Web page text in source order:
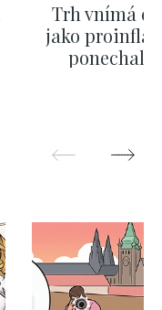
Trh vnímá
jako
ponechali